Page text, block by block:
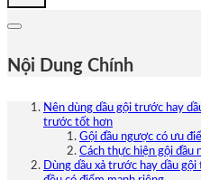
Nội Dung Chính
Nên dùng dầu gội trước hay
trước tốt hơn
Gội đầu ngược có ưu
Cách thực hiện gội đầu
Dùng dầu xả trước hay dầu